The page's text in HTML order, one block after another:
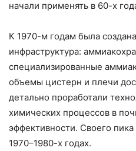
начали применять в 60-х
К 1970-м годам была
инфраструктура:
специализированные
объемы цистерн и плечи
детально проработали
химических процессов в
эффективности. Своего
1970–1980-х годах.